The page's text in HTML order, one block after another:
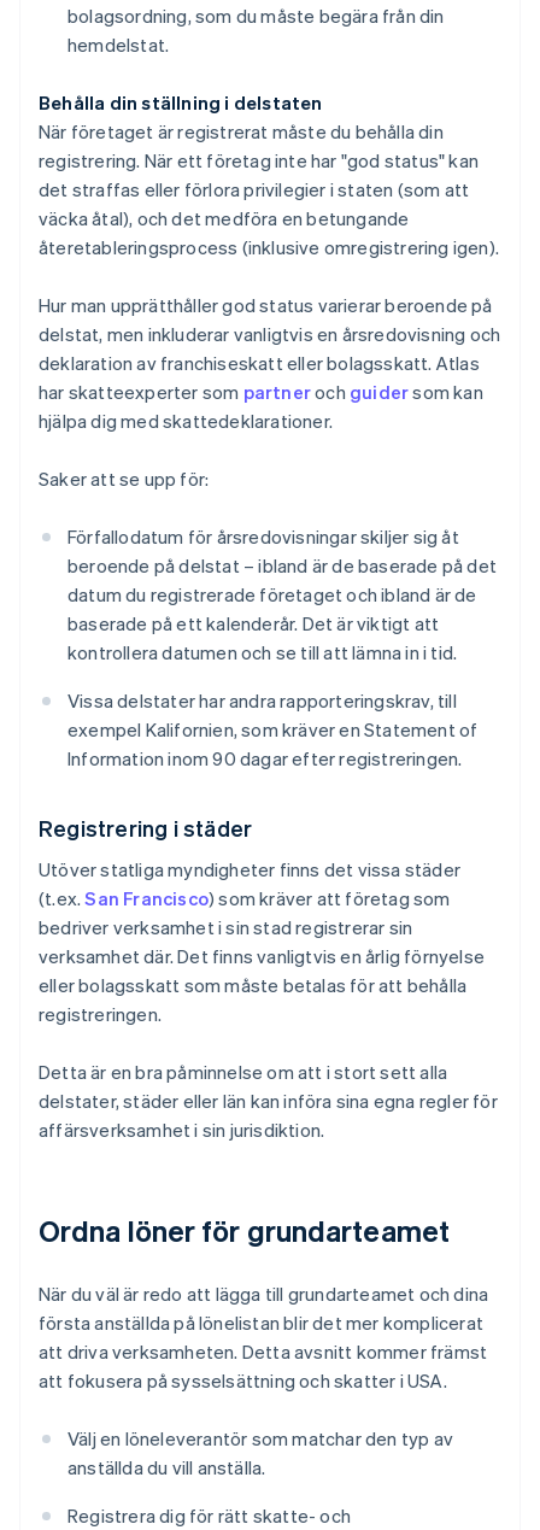
bolagsordning, som du måste begära från din
hemdelstat.
Behålla din ställning i delstaten
När företaget är registrerat måste du behålla din
registrering. När ett företag inte har "god status" kan
det straffas eller förlora privilegier i staten (som att
väcka åtal), och det medföra en betungande
återetableringsprocess (inklusive omregistrering igen).
Hur man upprätthåller god status varierar beroende på
delstat, men inkluderar vanligtvis en årsredovisning och
deklaration av franchiseskatt eller bolagsskatt. Atlas
har skatteexperter som partneroch guidersom kan
hjälpa dig med skattedeklarationer.
Saker att se upp för:
Förfallodatum för årsredovisningar skiljer sig åt
beroende på delstat – ibland är de baserade på det
datum du registrerade företaget och ibland är de
baserade på ett kalenderår. Det är viktigt att
kontrollera datumen och se till att lämna in i tid.
Vissa delstater har andra rapporteringskrav, till
exempel Kalifornien, som kräver en Statement of
Information inom 90 dagar efter registreringen.
Registrering i städer
Utöver statliga myndigheter finns det vissa städer
(t.ex.San Francisco) som kräver att företag som
bedriver verksamhet i sin stad registrerar sin
verksamhet där. Det finns vanligtvis en årlig förnyelse
eller bolagsskatt som måste betalas för att behålla
registreringen.
Detta är en bra påminnelse om att i stort sett alla
delstater, städer eller län kan införa sina egna regler för
affärsverksamhet i sin jurisdiktion.
Ordna löner för grundarteamet
När du väl är redo att lägga till grundarteamet och dina
första anställda på lönelistan blir det mer komplicerat
att driva verksamheten. Detta avsnitt kommer främst
att fokusera på sysselsättning och skatter i USA.
Välj en löneleverantör som matchar den typ av
anställda du vill anställa.
Registrera dig för rätt skatte- och